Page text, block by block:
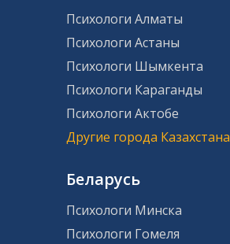
Психологи Алматы
Психологи Астаны
Психологи Шымкента
Психологи Караганды
Психологи Актобе
Другие города Казахстана
Беларусь
Психологи Минска
Психологи Гомеля